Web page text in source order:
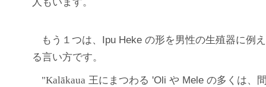
もう１つは、Ipu Heke の形を男性の生殖器に例え
る言い方です。
"Kalākaua 王にまつわる 'Oli や Mele の多くは、